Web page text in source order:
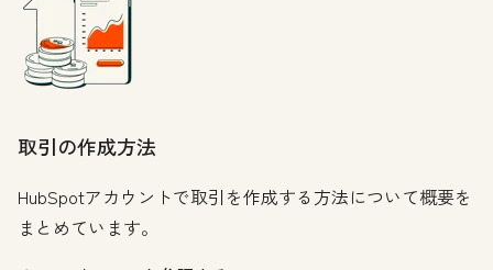
取引の作成方法
HubSpotアカウントで取引を作成する方法について概要を
まとめています。